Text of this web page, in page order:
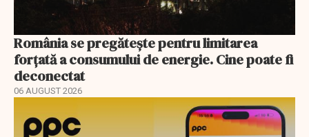
România se pregătește pentru limitarea
forțată a consumului de energie. Cine poate fi
deconectat
06 AUGUST 2026